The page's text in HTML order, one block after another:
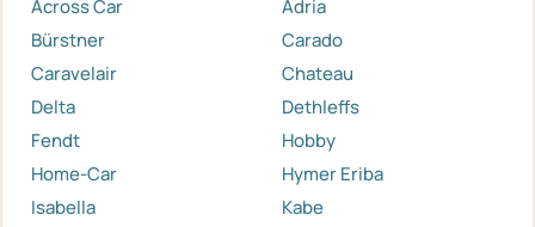
Across Car
Adria
Bürstner
Carado
Caravelair
Chateau
Delta
Dethleffs
Fendt
Hobby
Home-Car
Hymer Eriba
Isabella
Kabe